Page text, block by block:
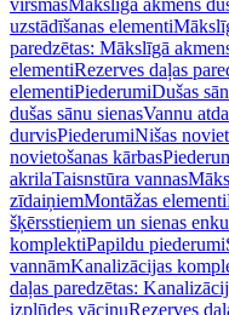
virsmasMākslīgā akmens
uzstādīšanas elementi
paredzētas: Mākslīgā
elementiRezerves daļas
elementiPiederumiDušas
dušas sānu sienasVannu
durvisPiederumiNišas
novietošanas kārbas
akrilaTaisnstūra vannas
zīdaiņiemMontāžas elementi
šķērsstieņiem un sienas
komplektiPapildu piederumi
vannāmKanalizācijas
daļas paredzētas:
izplūdes vāciņuRezerves